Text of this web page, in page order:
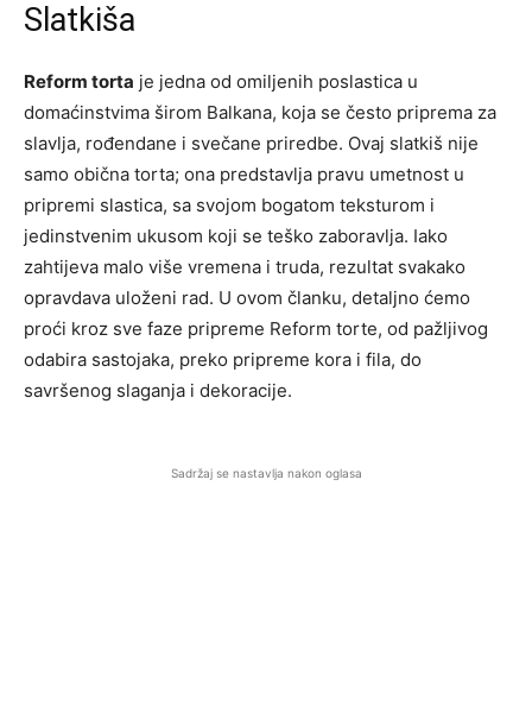
Slatkiša
Reform torta je jedna od omiljenih poslastica u
domaćinstvima širom Balkana, koja se često priprema za
slavlja, rođendane i svečane priredbe. Ovaj slatkiš nije
samo obična torta; ona predstavlja pravu umetnost u
pripremi slastica, sa svojom bogatom teksturom i
jedinstvenim ukusom koji se teško zaboravlja. Iako
zahtijeva malo više vremena i truda, rezultat svakako
opravdava uloženi rad. U ovom članku, detaljno ćemo
proći kroz sve faze pripreme Reform torte, od pažljivog
odabira sastojaka, preko pripreme kora i fila, do
savršenog slaganja i dekoracije.
Sadržaj se nastavlja nakon oglasa